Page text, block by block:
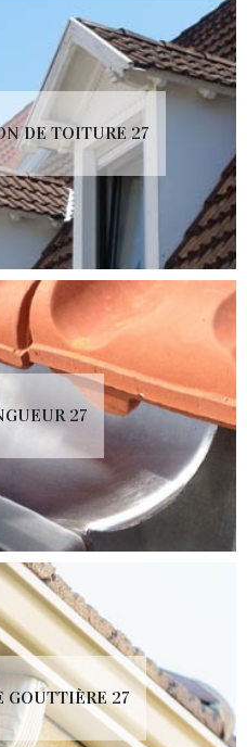
DE TOITURE 27
27
GOUTTIÈRE 27